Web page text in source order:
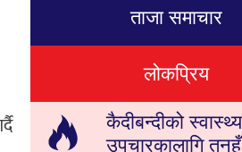
ताजा समाचार
लोकप्रिय
कैदीबन्दीको स्वास्थ्य
उपचारकालागि तनहुँ